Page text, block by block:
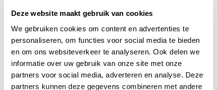
Deze website maakt gebruik van cookies
We gebruiken cookies om content en advertenties te
personaliseren, om functies voor social media te bieden
en om ons websiteverkeer te analyseren. Ook delen we
informatie over uw gebruik van onze site met onze
partners voor social media, adverteren en analyse. Deze
partners kunnen deze gegevens combineren met andere
moeilijkheidsgraad, kun je goed tot rust komen. Tussen
deze twee vulkanen bevinden zich thermische baden
en eenmodderbad met mineralenverwarmd door de
vulkanen en kraters.